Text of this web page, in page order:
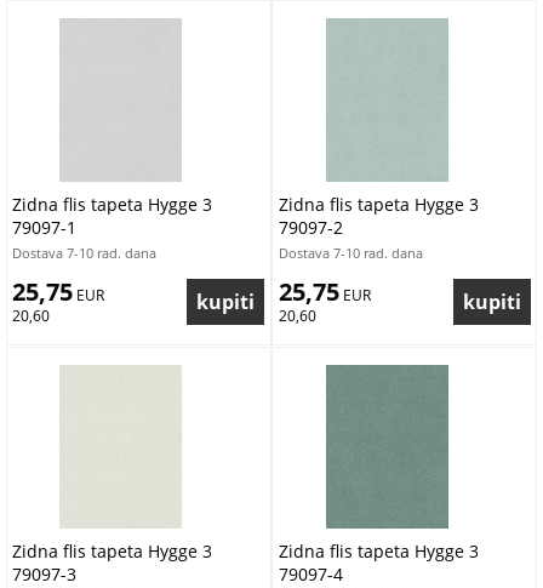
Zlatna
Žuta
Zidna flis tapeta Hygge 3
79097-1
Dostava 7-10 rad. dana
25,75 EUR
20,60
Zidna flis tapeta Hygge 3
79097-2
Dostava 7-10 rad. dana
25,75 EUR
20,60
Zidna flis tapeta Hygge 3
79097-3
Zidna flis tapeta Hygge 3
79097-4